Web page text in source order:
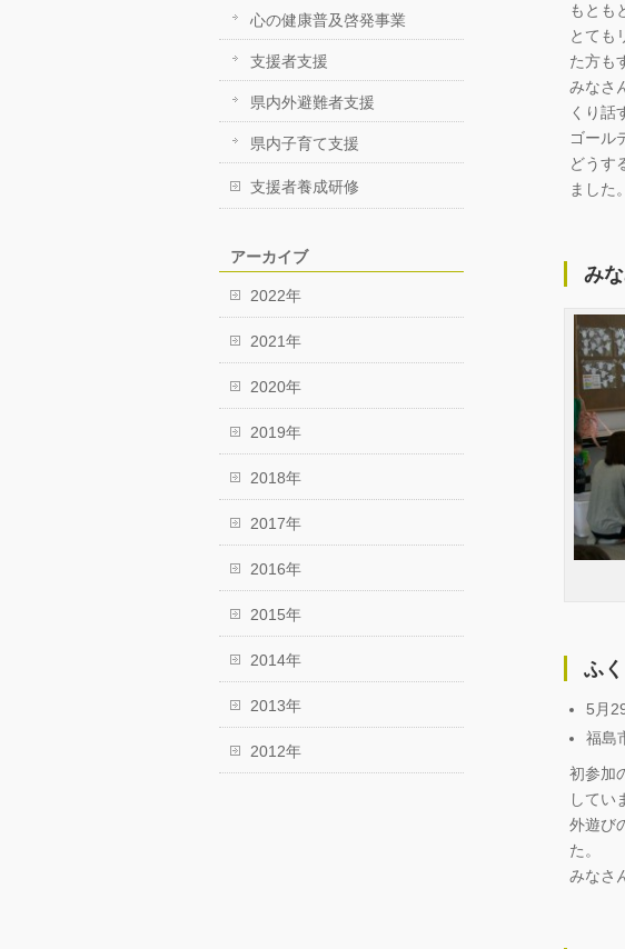
もとも
とても
た方も
みなさ
くり話
ゴール
どうす
ました。
み
ふ
5月
福島
初参加
してい
外遊び
た。
みなさ
心の健康普及啓発事業
支援者支援
県内外避難者支援
県内子育て支援
支援者養成研修
アーカイブ
2022年
2021年
2020年
2019年
2018年
2017年
2016年
2015年
2014年
2013年
2012年